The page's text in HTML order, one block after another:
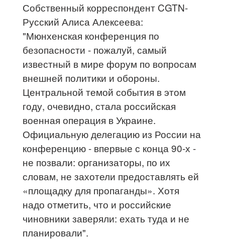
Собственный корреспондент CGTN-
Русский Алиса Алексеева​:
"Мюнхенская конференция по
безопасности - пожалуй, самый
известный в мире форум по вопросам
внешней политики и обороны.
Центральной темой события в этом
году, очевидно, стала российская
военная операция в Украине.
Официальную делегацию из России на
конференцию - впервые с конца 90-х -
не позвали: организаторы, по их
словам, не захотели предоставлять ей
«площадку для пропаганды». Хотя
надо отметить, что и российские
чиновники заверяли: ехать туда и не
планировали".